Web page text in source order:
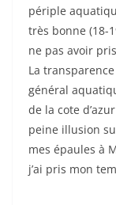
périple
très bonne (18-
ne pas avoir
La
général
de la cote
peine illusion
mes épaules à
j’ai pris mon